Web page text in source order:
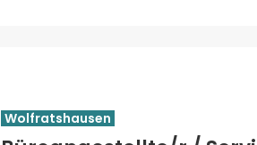
Wolfratshausen